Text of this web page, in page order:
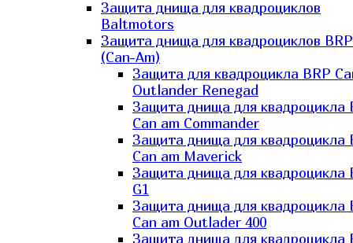
Защита днища для квадроциклов
Baltmotors
Защита днища для квадроциклов BRP
(Can-Am)
Защита для квадроцикла BRP
Outlander Renegad
Защита днища для квадроцикла
Can am Commander
Защита днища для квадроцикла
Can am Maverick
Защита днища для квадроцикла
G1
Защита днища для квадроцикла
Can am Outlader 400
Защита днища для квадроцикла